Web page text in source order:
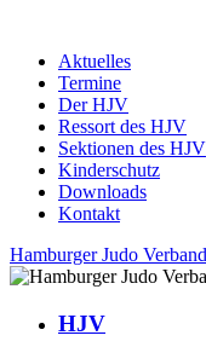
Aktuelles
Termine
Der HJV
Ressort des HJV
Sektionen des HJV
Kinderschutz
Downloads
Kontakt
Hamburger Judo
HJV